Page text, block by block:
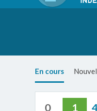
En cours
0 1